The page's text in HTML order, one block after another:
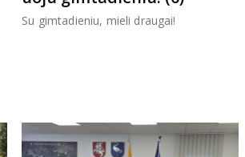
Su gimtadieniu, mieli draugai!